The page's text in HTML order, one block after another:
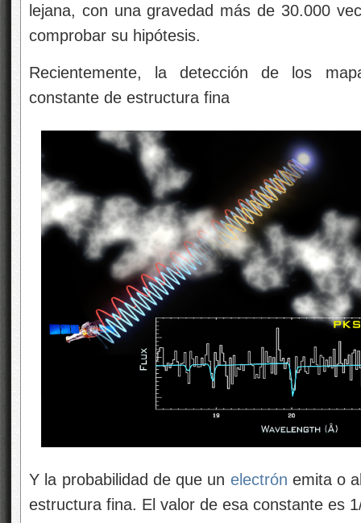
lejana, con una gravedad más de 30.000
comprobar su hipótesis.
Recientemente, la detección de los
constante de estructura fina
Y la probabilidad de que un electrón emita o
estructura fina. El valor de esa constante es